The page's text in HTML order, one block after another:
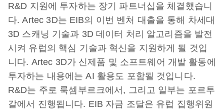
R&D 지원에 투자하는 장기 파트너십을 체결했습니
다. Artec 3D는 EIB의 이번 벤처 대출을 통해 차세대
3D 스캐닝 기술과 3D 데이터 처리 알고리즘을 발전
시켜 유럽의 핵심 기술과 혁신을 지원하게 될 것입
니다. Artec 3D가 신제품 및 소프트웨어 개발 활동에
투자하는 내용에는 AI 활용도 포함될 것입니다.
R&D는 주로 룩셈부르크에서, 그리고 일부는 포르투
갈에서 진행됩니다. EIB 자금 조달은 유럽 집행위원